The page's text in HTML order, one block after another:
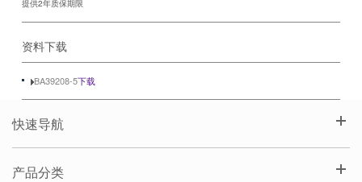
提供2年质保期限
资料下载
BA39208-5下载
快速导航
产品分类